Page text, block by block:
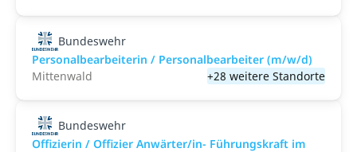
Bundeswehr
Personalbearbeiterin / Personalbearbeiter (m/w/d)
Mittenwald
+28 weitere Standorte
Bundeswehr
Offizierin / Offizier Anwärter/in- Führungskraft im